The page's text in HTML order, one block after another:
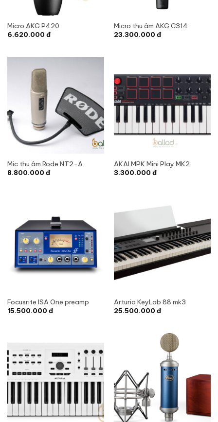
Micro AKG P420
6.620.000 đ
Micro thu âm AKG C314
23.300.000 đ
Mic thu âm Rode NT2-A
8.800.000 đ
AKAI MPK Mini Play MK2
3.300.000 đ
Focusrite ISA One preamp
15.500.000 đ
Arturia KeyLab 88 mk3
25.500.000 đ